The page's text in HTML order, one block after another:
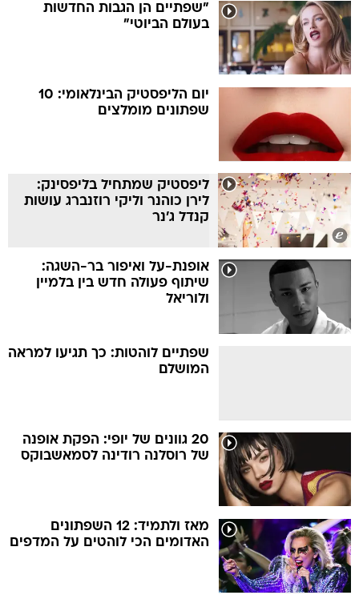
"שפתיים הן הגבות החדשות
בעולם הביוטי"
יום הליפסטיק הבינלאומי: 10
שפתונים מומלצים
ליפסטיק שמתחיל בליפסינק:
לירן כוהנר וליקי רוזנברג עושות
קנדל ג'נר
אופנת-על ואיפור בר-השגה:
שיתוף פעולה חדש בין בלמיין
ולוריאל
שפתיים לוהטות: כך תגיעו למראה
המושלם
20 גוונים של יופי: הפקת אופנה
של רוסלנה רודינה לסמאשבוקס
מאז ולתמיד: 12 השפתונים
האדומים הכי לוהטים על המדפים